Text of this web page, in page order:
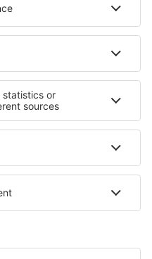
Fours-les-Plages
Hotels in Côte d’Azur